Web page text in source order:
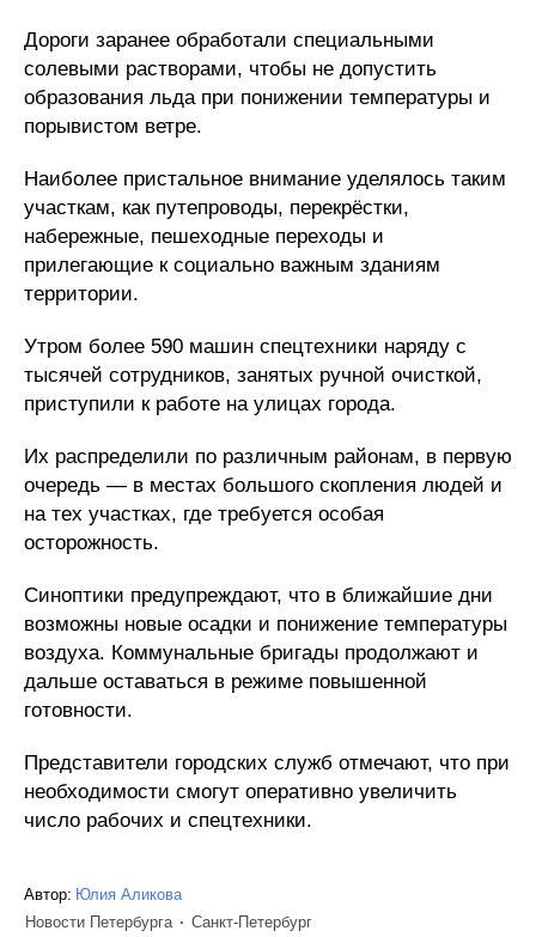
Дороги заранее обработали специальными
солевыми растворами, чтобы не допустить
образования льда при понижении температуры и
порывистом ветре.
Наиболее пристальное внимание уделялось таким
участкам, как путепроводы, перекрёстки,
набережные, пешеходные переходы и
прилегающие к социально важным зданиям
территории.
Утром более 590 машин спецтехники наряду с
тысячей сотрудников, занятых ручной очисткой,
приступили к работе на улицах города.
Их распределили по различным районам, в первую
очередь — в местах большого скопления людей и
на тех участках, где требуется особая
осторожность.
Синоптики предупреждают, что в ближайшие дни
возможны новые осадки и понижение температуры
воздуха. Коммунальные бригады продолжают и
дальше оставаться в режиме повышенной
готовности.
Представители городских служб отмечают, что при
необходимости смогут оперативно увеличить
число рабочих и спецтехники.
Автор: Юлия Аликова
Новости Петербурга
Санкт-Петербург